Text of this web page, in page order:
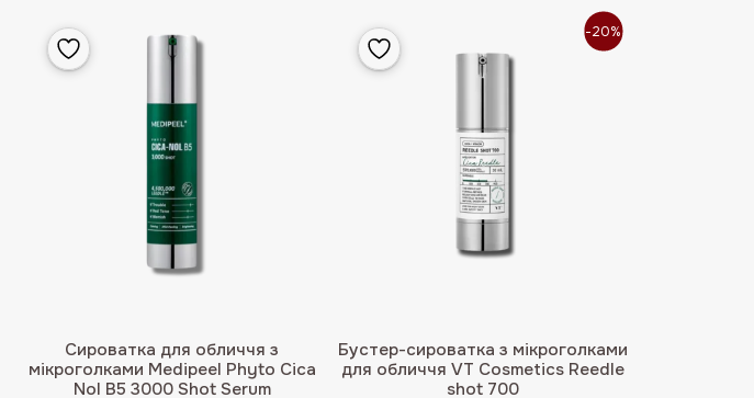
Сироватка для обличчя з
мікроголками Medipeel Phyto Cica
Nol B5 3000 Shot Serum
-20%
Бустер-сироватка з мікроголками
для обличчя VT Cosmetics Reedle
shot 700